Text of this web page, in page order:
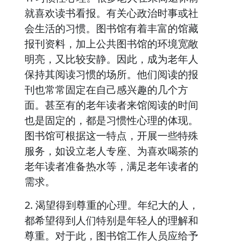
就喜欢读书看报。有关心政治时事或社
会生活的习惯。图书馆有着丰富的馆藏
报刊资料，加上公共图书馆的环境宽敞
明亮，又比较安静。因此，成为老年人
保持其阅读习惯的场所。他们阅读的报
刊也常常固定在自己感兴趣的几个方
面。甚至有的老年读者来馆阅读的时间
也是固定的，都是习惯性心理的体现。
图书馆可根据这一特点，开展一些特殊
服务，如设立老人专座、为喜欢喝茶的
老年读者准备热水等，满足老年读者的
需求。
2. 渴望得到尊重的心理。年纪大的人，
都希望得到人们特别是年轻人的理解和
尊重。对于此，图书馆工作人员应给予